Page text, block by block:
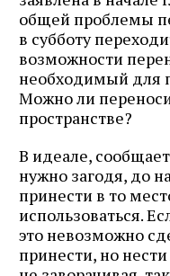
общей проблемы
в субботу
возможности
необходимый для
Можно ли
пространстве?
В идеале,
нужно загодя, до
принести в то
использоваться.
это невозможно
принести, но